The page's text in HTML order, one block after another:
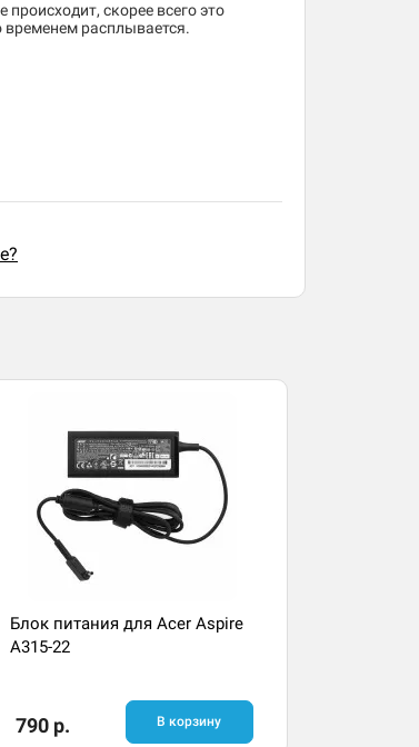
скорее всего это
временем расплывается.
Блок питания для Acer Aspire
A315-22
790 р. В корзину